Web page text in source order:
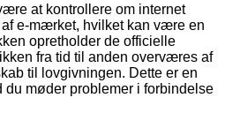
at kontrollere om internet
e-mærket, hvilket kan være en
opretholder de officielle
fra tid til anden overværes af
til lovgivningen. Dette er en
du møder problemer i forbindelse